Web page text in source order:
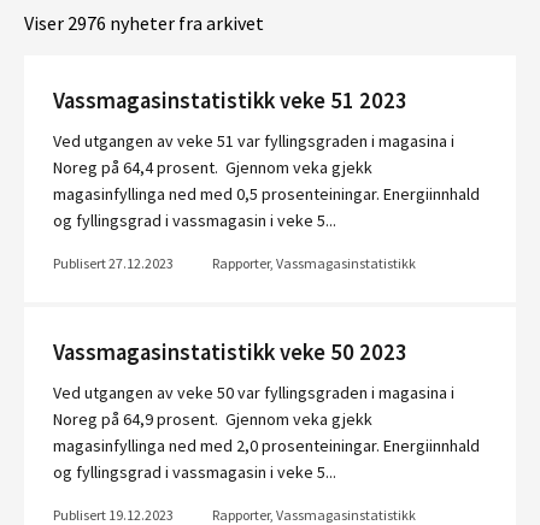
Viser 2976 nyheter fra arkivet
Vassmagasinstatistikk veke 51 2023
Ved utgangen av veke 51 var fyllingsgraden i magasina i
Noreg på 64,4 prosent. Gjennom veka gjekk
magasinfyllinga ned med 0,5 prosenteiningar. Energiinnhald
og fyllingsgrad i vassmagasin i veke 5...
Publisert 27.12.2023 Rapporter, Vassmagasinstatistikk
Vassmagasinstatistikk veke 50 2023
Ved utgangen av veke 50 var fyllingsgraden i magasina i
Noreg på 64,9 prosent. Gjennom veka gjekk
magasinfyllinga ned med 2,0 prosenteiningar. Energiinnhald
og fyllingsgrad i vassmagasin i veke 5...
Publisert 19.12.2023 Rapporter, Vassmagasinstatistikk